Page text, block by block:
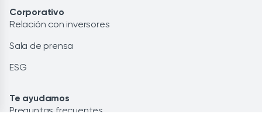
Corporativo
Relación con inversores
Sala de prensa
ESG
Te ayudamos
Preguntas frecuentes